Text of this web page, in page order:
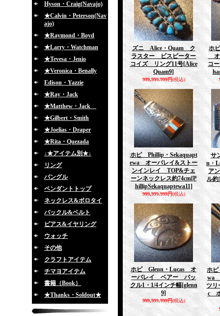
Hyson・Craig(Navajo)
★Calvin・Peterson(Nav
ajo)
★Raymond・Boyd
★Larry・Watchman
★Tevesa・Jenio
★Veronica・Benally
Edison・Yazzie
★Ray・Jack
★Matthew・Jack
★Gilbert・Smith
★Joelias・Draper
★Rita・Quezada
↓★アイテム別★↓
リング
バングル
ペンダントトップ
ネックレス&ボロタイ
バックル&ベルト
ピアス&イヤリング
ウォッチ
その他
クラフトアイテム
チマヨアイテム
書籍（Book）
★Thanks・Soldout★
ズニ Alice・Quam ク
ラスター ビスビーター
コイズ リング11号[Alice
Quam9]
999,999,999円(税込)
ホ
オ
コ
ホピ Phillip・Sekaquapt
ewa オーバレイ&ストー
ンインレイ TOP&チェ
ーンネックレス約74cm[P
hillipSekaquaptewa11]
999,999,999円(税込)
サ
n・
ア
ル約
ホピ Glenn・Lucas オ
ーバレイ ベアー バッ
クル1・1/4インチ幅[glenn
9]
999,999,999円(税込)
ホ
wa
ツリ
c